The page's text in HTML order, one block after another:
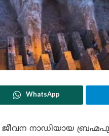
WhatsApp
നാഡിയായ